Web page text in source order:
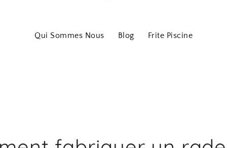
Qui Sommes Nous Blog Frite Piscine